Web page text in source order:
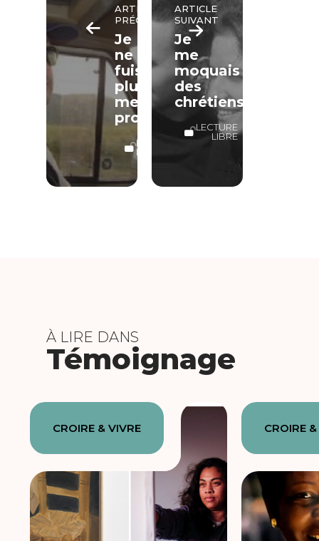
ARTICLE
PRÉCÉDENT
Je
ne
fuis
plus
mes
problèmes
LECTURE
LIBRE
ARTICLE
SUIVANT
Je
me
moquais
des
chrétiens
LECTURE
LIBRE
À LIRE DANS
Témoignage
CROIRE & VIVRE CROIRE